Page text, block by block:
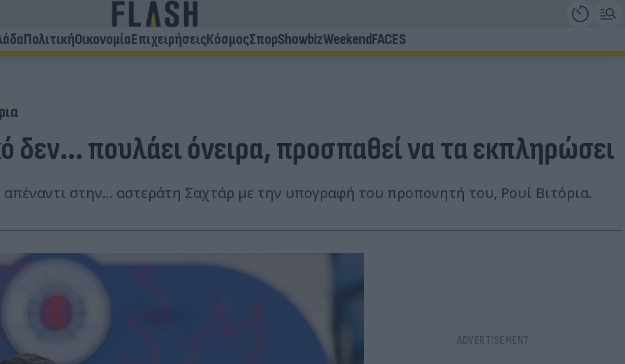
ΠολιτικήΟικονομίαΕπιχειρήσειςΚόσμοςΣπορShowbizWeekendFACES
δεν... πουλάει όνειρα, προσπαθεί να τα εκπληρώσει
στην... αστεράτη Σαχτάρ με την υπογραφή του προπονητή του, Ρουί Βιτόρια.